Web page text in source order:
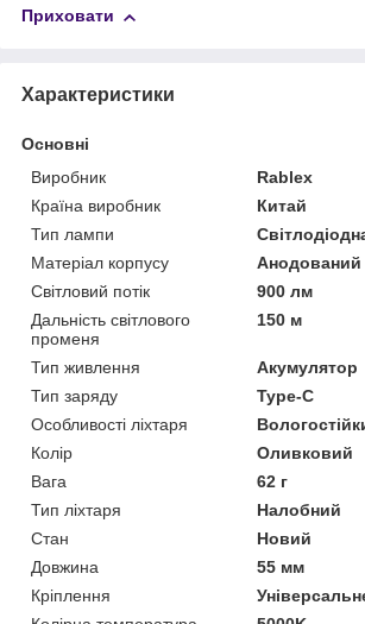
Приховати
Характеристики
Основні
Виробник
Rablex
Країна виробник
Китай
Тип лампи
Матеріал корпусу
Анодований
Світловий потік
900 лм
Дальність світлового
променя
150 м
Тип живлення
Акумулятор
Тип заряду
Type-C
Особливості ліхтаря
Колір
Оливковий
Вага
62 г
Тип ліхтаря
Налобний
Стан
Новий
Довжина
55 мм
Кріплення